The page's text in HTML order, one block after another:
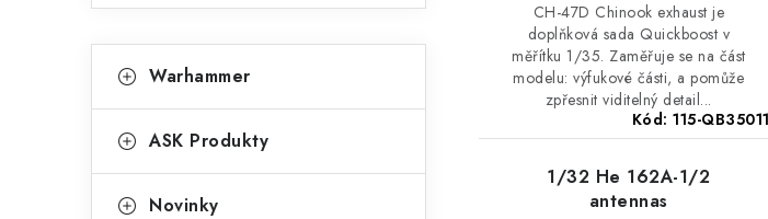
kategorie
a
e
Warhammer
ASK Produkty
Novinky
CH-47D Chinook exhaust je
doplňková sada Quickboost v
měřítku 1/35. Zaměřuje se na část
modelu: výfukové části, a pomůže
zpřesnit viditelný detail...
Kód:115-QB35011
1/32 He 162A-1/2
antennas